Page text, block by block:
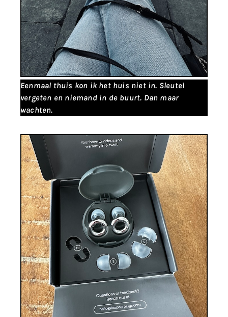
Eenmaal thuis kon ik het huis niet in. Sleutel
vergeten en niemand in de buurt. Dan maar
wachten.